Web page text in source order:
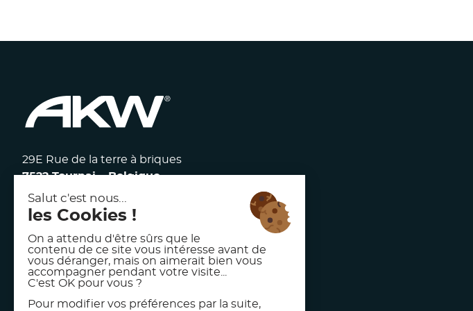
29E Rue de la terre à briques
7522 Tournai – Belgique
117 avenue Victor Hugo
92100 Boulogne Billancourt – France
facebook
linkedin
instagram